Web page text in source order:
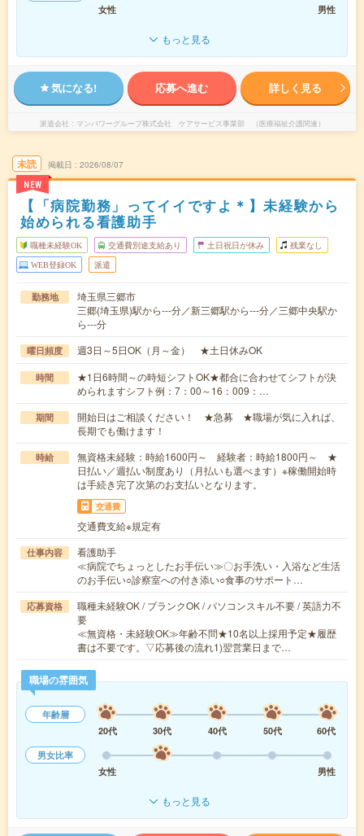
女性
男性
もっと見る
気になる! 応募へ進む 詳しく見る
派遣会社 マンパワーグループ株式会社 ケアサービス事業部 （医療福祉介護関連）
未読
NEW
掲載日 2026/08/07
【「病院勤務」ってイイですよ＊】未経験から
始められる看護助手
職種未経験OK 交通費別途支給あり 土日祝日が休み 残業なし
WEB登録OK 派遣
勤務地
埼玉県三郷市
三郷(埼玉県)駅から---分／新三郷駅から---分／三郷中央駅か
ら---分
曜日頻度 週3日～5日OK（月～金） ★土日休みOK
時間
★1日6時間～の時短シフトOK★都合に合わせてシフトが決
められますシフト例：7：00～16：009：…
期間
開始日はご相談ください！ ★急募 ★職場が気に入れば、
長期でも働けます！
時給
無資格未経験：時給1600円～ 経験者：時給1800円～ ★
日払い／週払い制度あり（月払いも選べます）※稼働開始時
は手続き完了次第のお支払いとなります。
交通費
交通費支給※規定有
仕事内容
看護助手
≪病院でちょっとしたお手伝い≫〇お手洗い・入浴など生活
のお手伝い○診察室への付き添い○食事のサポート…
応募資格
職種未経験OK / ブランクOK / パソコンスキル不要 / 英語力不
要
≪無資格・未経験OK≫年齢不問★10名以上採用予定★履歴
書は不要です。▽応募後の流れ1)翌営業日まで…
職場の雰囲気
年齢層
20代
30代 40代 50代
60代
男女比率
女性
男性
もっと見る